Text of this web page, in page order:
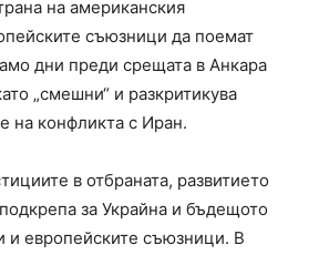
на американския
съюзници да поемат
дни преди срещата в Анкара
„смешни“ и разкритикува
на конфликта с Иран.
в отбраната, развитието
за Украйна и бъдещото
и европейските съюзници. В